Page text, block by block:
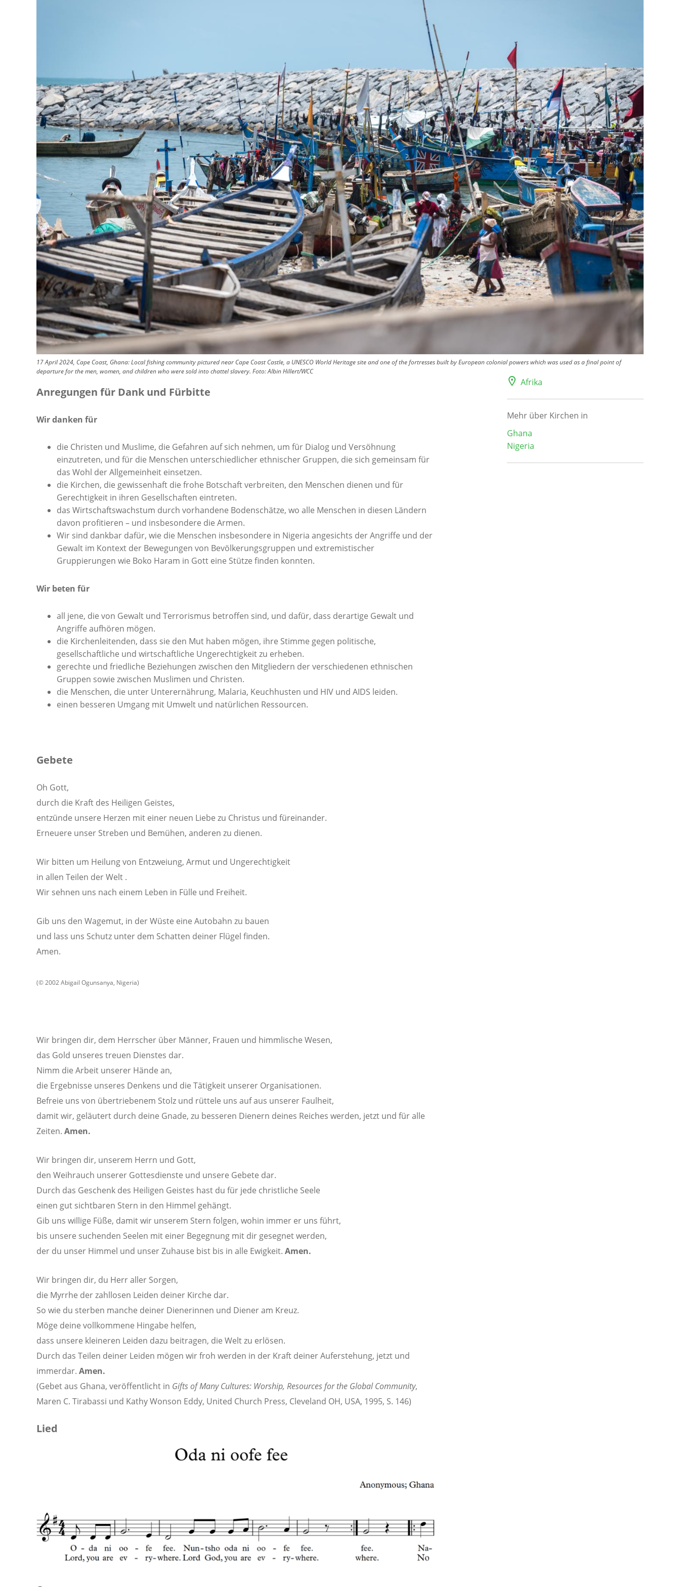
17 April 2024, Cape Coast, Ghana: Local fishing community pictured near Cape Coast Castle, a UNESCO World Heritage site and one of the fortresses built by European colonial powers which was used as a final point of
departure for the men, women, and children who were sold into chattel slavery. Foto:Albin Hillert/WCC
Anregungen für Dank und Fürbitte
Wir danken für
die Christen und Muslime, die Gefahren auf sich nehmen, um für Dialog und Versöhnung
einzutreten, und für die Menschen unterschiedlicher ethnischer Gruppen, die sich gemeinsam für
das Wohl der Allgemeinheit einsetzen.
die Kirchen, die gewissenhaft die frohe Botschaft verbreiten, den Menschen dienen und für
Gerechtigkeit in ihren Gesellschaften eintreten.
das Wirtschaftswachstum durch vorhandene Bodenschätze, wo alle Menschen in diesen Ländern
davon profitieren – und insbesondere die Armen.
Wir sind dankbar dafür, wie die Menschen insbesondere in Nigeria angesichts der Angriffe und der
Gewalt im Kontext der Bewegungen von Bevölkerungsgruppen und extremistischer
Gruppierungen wie Boko Haram in Gott eine Stütze finden konnten.
Wir beten für
all jene, die von Gewalt und Terrorismus betroffen sind, und dafür, dass derartige Gewalt und
Angriffe aufhören mögen.
die Kirchenleitenden, dass sie den Mut haben mögen, ihre Stimme gegen politische,
gesellschaftliche und wirtschaftliche Ungerechtigkeit zu erheben.
gerechte und friedliche Beziehungen zwischen den Mitgliedern der verschiedenen ethnischen
Gruppen sowie zwischen Muslimen und Christen.
die Menschen, die unter Unterernährung, Malaria, Keuchhusten und HIV und AIDS leiden.
einen besseren Umgang mit Umwelt und natürlichen Ressourcen.
Gebete
Oh Gott,
durch die Kraft des Heiligen Geistes,
entzünde unsere Herzen mit einer neuen Liebe zu Christus und füreinander.
Erneuere unser Streben und Bemühen, anderen zu dienen.
Wir bitten um Heilung von Entzweiung, Armut und Ungerechtigkeit
in allen Teilen der Welt .
Wir sehnen uns nach einem Leben in Fülle und Freiheit.
Gib uns den Wagemut, in der Wüste eine Autobahn zu bauen
und lass uns Schutz unter dem Schatten deiner Flügel finden.
Amen.
(© 2002 Abigail Ogunsanya, Nigeria)
Wir bringen dir, dem Herrscher über Männer, Frauen und himmlische Wesen,
das Gold unseres treuen Dienstes dar.
Nimm die Arbeit unserer Hände an,
die Ergebnisse unseres Denkens und die Tätigkeit unserer Organisationen.
Befreie uns von übertriebenem Stolz und rüttele uns auf aus unserer Faulheit,
damit wir, geläutert durch deine Gnade, zu besseren Dienern deines Reiches werden, jetzt und für alle
Zeiten. Amen.
Wir bringen dir, unserem Herrn und Gott,
den Weihrauch unserer Gottesdienste und unsere Gebete dar.
Durch das Geschenk des Heiligen Geistes hast du für jede christliche Seele
einen gut sichtbaren Stern in den Himmel gehängt.
Gib uns willige Füße, damit wir unserem Stern folgen, wohin immer er uns führt,
bis unsere suchenden Seelen mit einer Begegnung mit dir gesegnet werden,
der du unser Himmel und unser Zuhause bist bis in alle Ewigkeit. Amen.
Wir bringen dir, du Herr aller Sorgen,
die Myrrhe der zahllosen Leiden deiner Kirche dar.
So wie du sterben manche deiner Dienerinnen und Diener am Kreuz.
Möge deine vollkommene Hingabe helfen,
dass unsere kleineren Leiden dazu beitragen, die Welt zu erlösen.
Durch das Teilen deiner Leiden mögen wir froh werden in der Kraft deiner Auferstehung, jetzt und
immerdar. Amen.
(Gebet aus Ghana, veröffentlicht in Gifts of Many Cultures: Worship, Resources for the Global Community,
Maren C. Tirabassi und Kathy Wonson Eddy, United Church Press, Cleveland OH, USA, 1995, S. 146)
Lied
Afrika
Mehr über Kirchen in
Ghana
Nigeria